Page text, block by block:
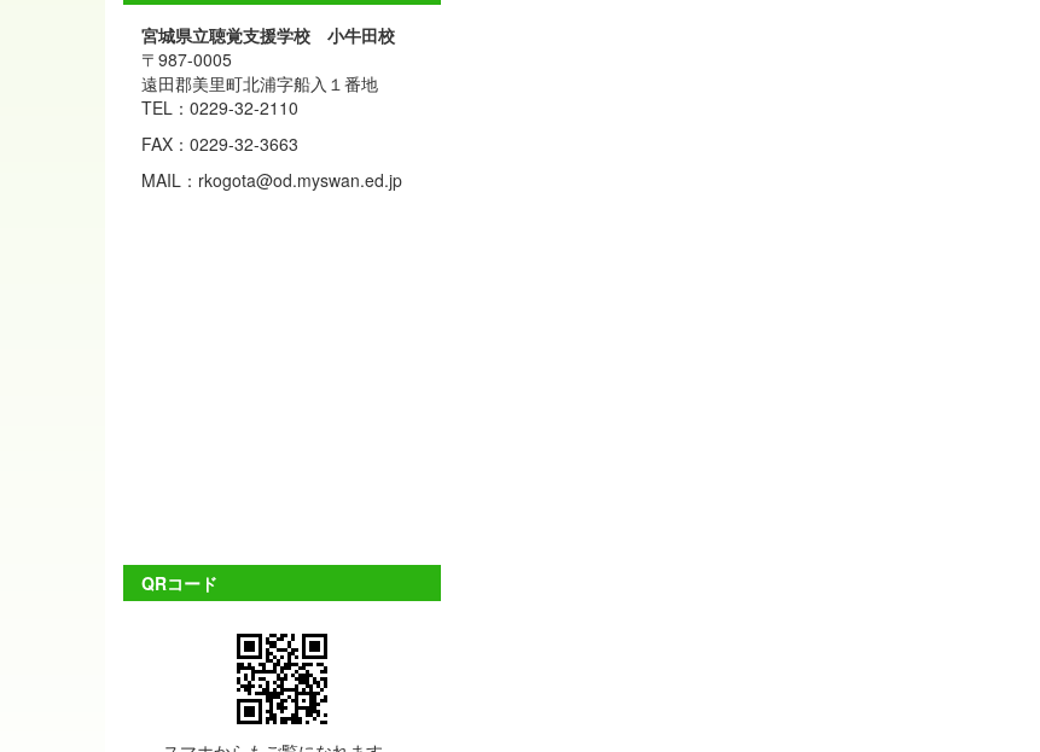
宮城県立聴覚支援学校 小牛田校
〒987-0005
遠田郡美里町北浦字船入１番地
TEL：0229-32-2110
FAX：0229-32-3663
MAIL：rkogota@od.myswan.ed.jp
QRコード